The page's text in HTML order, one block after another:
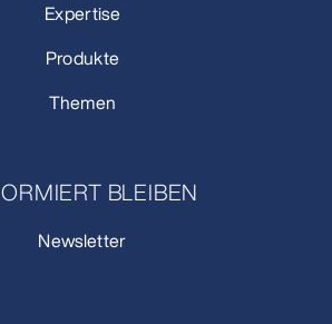
Expertise
Produkte
Themen
BLEIBEN
Newsletter